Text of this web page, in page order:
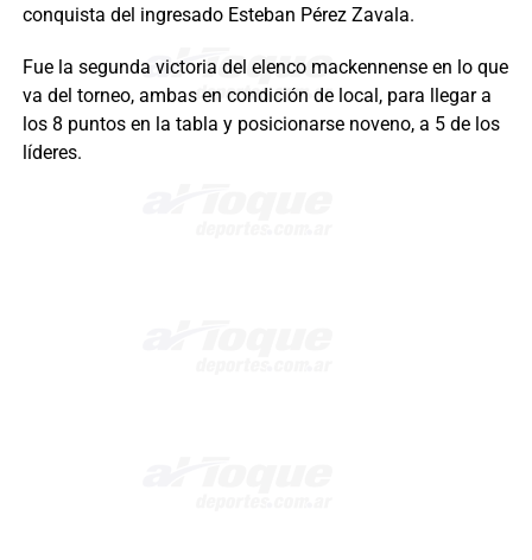
conquista del ingresado Esteban Pérez Zavala.
Fue la segunda victoria del elenco mackennense en lo que
va del torneo, ambas en condición de local, para llegar a
los 8 puntos en la tabla y posicionarse noveno, a 5 de los
líderes.